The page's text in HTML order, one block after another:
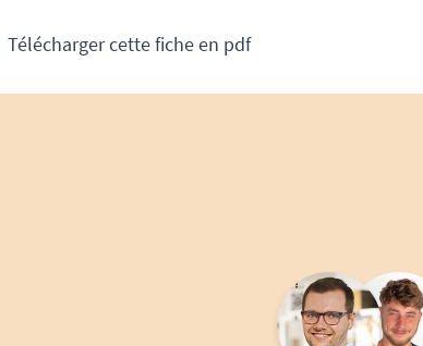
Télécharger cette fiche en pdf